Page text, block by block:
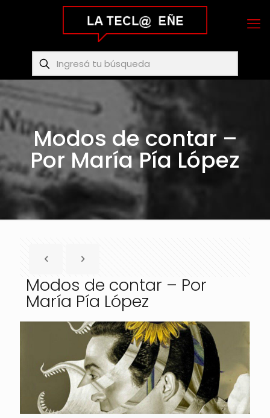
Modos de contar –
Por María Pía López
Modos de contar – Por
María Pía López